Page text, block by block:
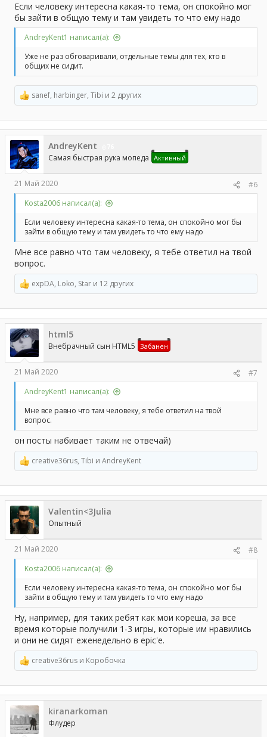
Если человеку интересна какая-то тема, он спокойно мог
бы зайти в общую тему и там увидеть то что ему надо
AndreyKent1 написал(а):
Уже не раз обговаривали, отдельные темы для тех, кто в
общих не сидит.
Р
е
а
к
ц
и
и
:
sanef, harbinger, Tibi и 2 других
AndreyKent
Самая быстрая рука мопеда Активный
21 Май 2020
#6
Kosta2006 написал(а):
Если человеку интересна какая-то тема, он спокойно мог бы
зайти в общую тему и там увидеть то что ему надо
Мне все равно что там человеку, я тебе ответил на твой
вопрос.
Р
е
а
к
ц
и
и
:
expDA, Loko, Star и 12 других
html5
Внебрачный сын HTML5 Забанен
21 Май 2020
#7
AndreyKent1 написал(а):
Мне все равно что там человеку, я тебе ответил на твой
вопрос.
он посты набивает таким не отвечай)
Р
е
а
к
ц
и
и
:
creative36rus, Tibi и AndreyKent
Valentin<3Julia
Опытный
21 Май 2020
#8
Kosta2006 написал(а):
Если человеку интересна какая-то тема, он спокойно мог бы
зайти в общую тему и там увидеть то что ему надо
Ну, например, для таких ребят как мои кореша, за все
время которые получили 1-3 игры, которые им нравились
и они не сидят еженедельно в epic'e.
Р
е
а
к
ц
и
и
:
creative36rus и Коробочка
kiranarkoman
Флудер